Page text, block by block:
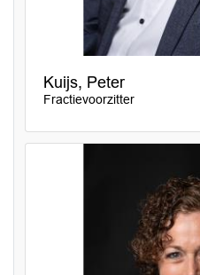
Kuijs, Peter
Fractievoorzitter